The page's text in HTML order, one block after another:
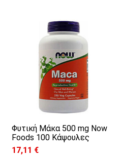
Φυτική Μάκα 500 mg Now
Foods 100 Κάψουλες
17,11 €